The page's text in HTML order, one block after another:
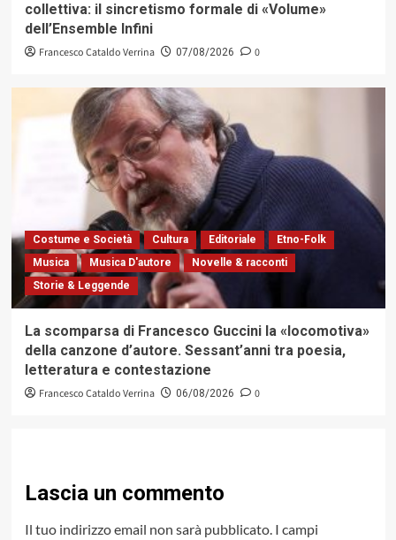
collettiva: il sincretismo formale di «Volume»
dell’Ensemble Infini
Francesco Cataldo Verrina 07/08/2026 0
Costume e Società Cultura Editoriale
Etno-Folk
Musica
Musica D'autore
Novelle & racconti
Storie & Leggende
La scomparsa di Francesco Guccini la «locomotiva»
della canzone d’autore. Sessant’anni tra poesia,
letteratura e contestazione
Francesco Cataldo Verrina 06/08/2026 0
Lascia un commento
Il tuo indirizzo email non sarà pubblicato. I campi